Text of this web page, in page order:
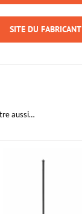
SITE DU FABRICANT
aussi…